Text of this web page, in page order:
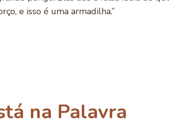
e isso é uma armadilha.”
na Palavra